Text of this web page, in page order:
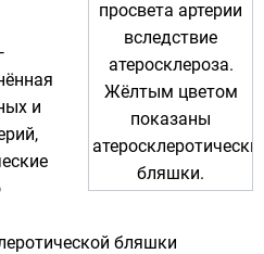
просвета артерии
вследствие
атеросклероза.
Жёлтым цветом
показаны
бляшки.
и
бляшки